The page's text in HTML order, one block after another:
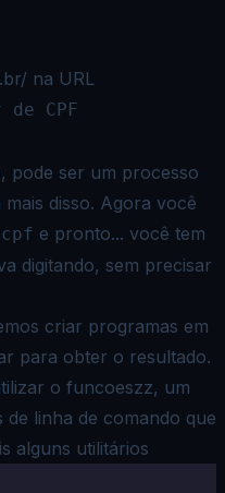
na URL
de CPF
pode ser um processo
disso. Agora você
e pronto... você tem
digitando, sem precisar
criar programas em
para obter o resultado.
o funcoeszz, um
linha de comando que
alguns utilitários